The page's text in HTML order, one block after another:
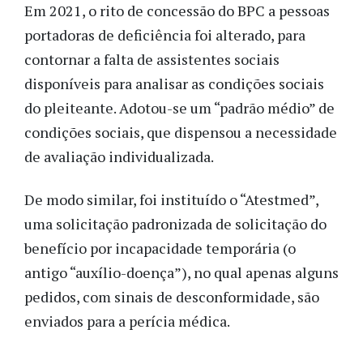
Em 2021, o rito de concessão do BPC a pessoas
portadoras de deficiência foi alterado, para
contornar a falta de assistentes sociais
disponíveis para analisar as condições sociais
do pleiteante. Adotou-se um “padrão médio” de
condições sociais, que dispensou a necessidade
de avaliação individualizada.
De modo similar, foi instituído o “Atestmed”,
uma solicitação padronizada de solicitação do
benefício por incapacidade temporária (o
antigo “auxílio-doença”), no qual apenas alguns
pedidos, com sinais de desconformidade, são
enviados para a perícia médica.